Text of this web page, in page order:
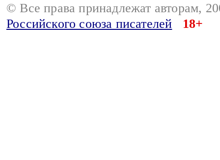
© Все права принадлежат авторам,
Российского союза писателей
18+